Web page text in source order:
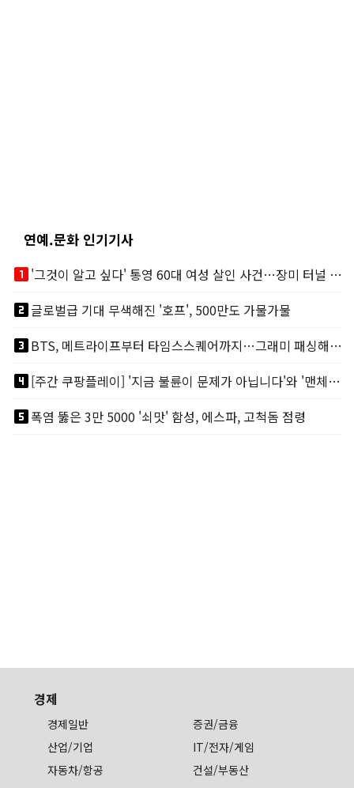
연예.문화 인기기사
looks_one
'그것이 알고 싶다' 통영 60대 여성 살인 사건…장미 터널 아래 킬러, 누구냐 넌?
looks_two글로벌급 기대 무색해진 '호프', 500만도 가물가물
looks_3
BTS, 메트라이프부터 타임스스퀘어까지…그래미 패싱해도 미 대륙 꿀꺽
looks_4
[주간 쿠팡플레이] '지금 불륜이 문제가 아닙니다'와 '맨체스터 시티 VS 아틀레티코 마드리드 빅매치'
looks_5폭염 뚫은 3만 5000 '쇠맛' 함성, 에스파, 고척돔 점령
경제
경제일반
증권/금융
산업/기업
IT/전자/게임
자동차/항공
건설/부동산